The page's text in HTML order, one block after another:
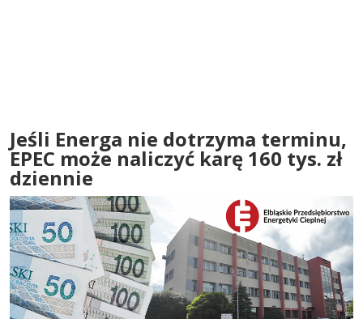
Jeśli Energa nie dotrzyma terminu,
EPEC może naliczyć karę 160 tys. zł
dziennie